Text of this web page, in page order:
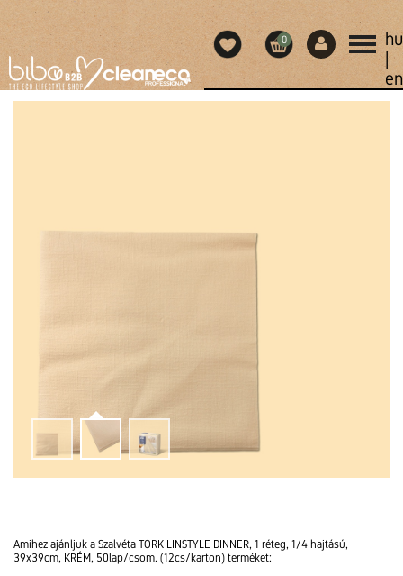
0
hu
en
Amihez ajánljuk a Szalvéta TORK LINSTYLE DINNER, 1 réteg, 1/4 hajtású,
39x39cm, KRÉM, 50lap/csom. (12cs/karton) terméket: